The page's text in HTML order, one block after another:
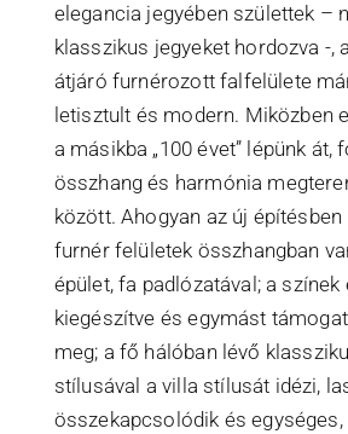
elegancia jegyében születtek –
klasszikus jegyeket hordozva -,
átjáró furnérozott falfelülete
letisztult és modern. Miközben
a másikba „100 évet” lépünk át,
összhang és harmónia
között. Ahogyan az új
furnér felületek összhangban
épület, fa padlózatával; a színek
kiegészítve és egymást
meg; a fő hálóban lévő
stílusával a villa stílusát idézi,
összekapcsolódik és